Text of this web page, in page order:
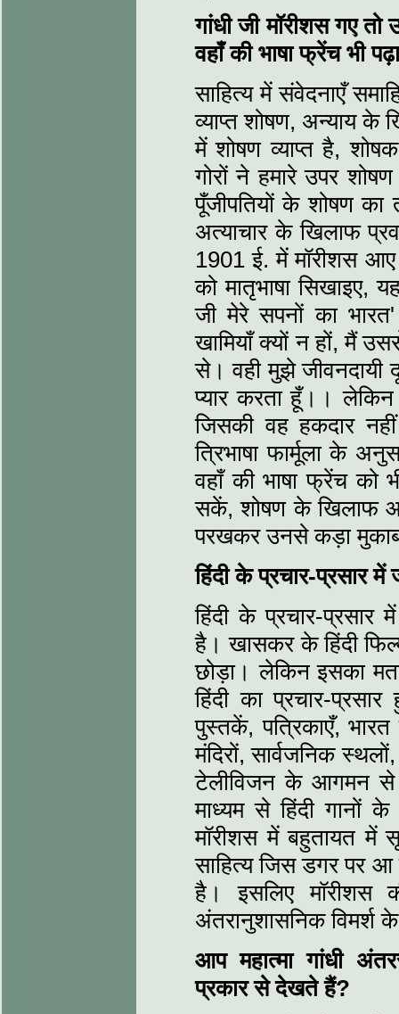
गांधी जी मॉरीशस गए
वहाँ की भाषा फ्रेंच भी
साहित्य में संवेदनाएँ
व्याप्त शोषण, अन्याय
में शोषण व्याप्त है,
गोरों ने हमारे उपर
पूँजीपतियों के शोषण का
अत्याचार के खिलाफ
1901 ई. में मॉरीशस
को मातृभाषा सिखाइए,
जी मेरे सपनों का
खामियाँ क्यों न हों, मैं
से। वही मुझे
प्यार करता हूँ।।
जिसकी वह हकदार
त्रिभाषा फार्मूला के
वहाँ की भाषा फ्रेंच को
सकें, शोषण के खिलाफ
परखकर उनसे कड़ा
हिंदी के प्रचार-प्रसार
हिंदी के प्रचार-प्रसार
है। खासकर के हिंदी
छोड़ा। लेकिन इसका
हिंदी का प्रचार-
पुस्तकें, पत्रिकाएँ,
मंदिरों, सार्वजनिक
टेलीविजन के आगमन से
माध्यम से हिंदी गानों के
मॉरीशस में बहुतायत में
साहित्य जिस डगर पर आ
है। इसलिए मॉरीशस
अंतरानुशासनिक विमर्श
आप महात्मा गांधी
प्रकार से देखते हैं?